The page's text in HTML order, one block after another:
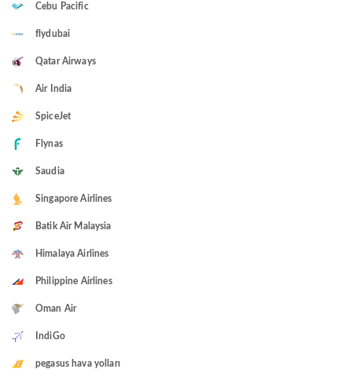
Cebu Pacific
flydubai
Qatar Airways
Air India
SpiceJet
Flynas
Saudia
Singapore Airlines
Batik Air Malaysia
Himalaya Airlines
Philippine Airlines
Oman Air
IndiGo
pegasus hava yolları